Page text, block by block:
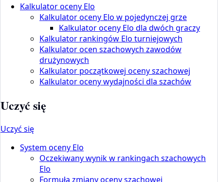
Kalkulator oceny Elo
Kalkulator oceny Elo w pojedynczej grze
Kalkulator oceny Elo dla dwóch graczy
Kalkulator rankingów Elo turniejowych
Kalkulator ocen szachowych zawodów
drużynowych
Kalkulator początkowej oceny szachowej
Kalkulator oceny wydajności dla szachów
Uczyć się
Uczyć się
System oceny Elo
Oczekiwany wynik w rankingach szachowych
Elo
Formuła zmiany oceny szachowej